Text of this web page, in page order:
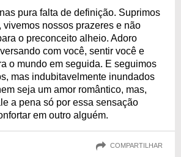
pura falta de definição. Suprimos
vivemos nossos prazeres e não
o preconceito alheio. Adoro
com você, sentir você e
o mundo em seguida. E seguimos
mas indubitavelmente inundados
seja um amor romântico, mas,
a pena só por essa sensação
em outro alguém.
COMPARTILHAR